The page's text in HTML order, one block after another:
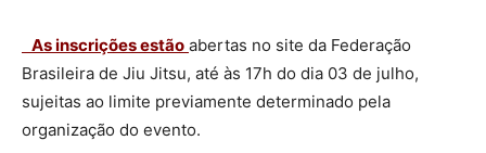
As inscrições estão abertas no site da Federação
Brasileira de Jiu Jitsu, até às 17h do dia 03 de julho,
sujeitas ao limite previamente determinado pela
organização do evento.